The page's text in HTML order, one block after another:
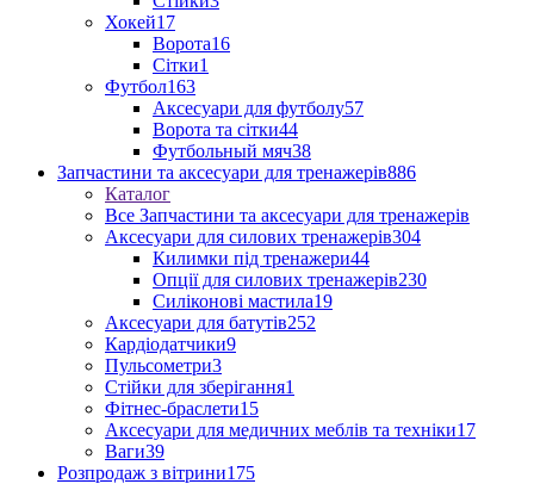
Хокей17
Ворота16
Сітки1
Футбол163
Аксесуари для футболу57
Ворота та сітки44
Футбольный мяч38
Запчастини та аксесуари для тренажерів886
Каталог
Все Запчастини та аксесуари для тренажерів
Аксесуари для силових тренажерів304
Килимки під тренажери44
Опції для силових тренажерів230
Силіконові мастила19
Аксесуари для батутів252
Кардіодатчики9
Пульсометри3
Стійки для зберігання1
Фітнес-браслети15
Аксесуари для медичних меблів та техніки17
Ваги39
Розпродаж з вітрини175